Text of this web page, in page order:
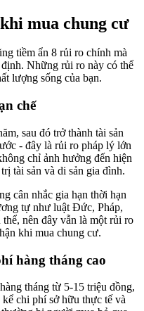
mua chung cư
tiềm ẩn 8 rủi ro chính mà
Những rủi ro này có thể
lượng sống của bạn.
chế
sau đó trở thành tài sản
- đây là rủi ro pháp lý lớn
chỉ ảnh hưởng đến hiện
tài sản và di sản gia đình.
cân nhắc gia hạn thời hạn
tự như luật Đức, Pháp,
nên đây vẫn là một rủi ro
khi mua chung cư.
hàng tháng cao
tháng từ 5-15 triệu đồng,
chi phí sở hữu thực tế và